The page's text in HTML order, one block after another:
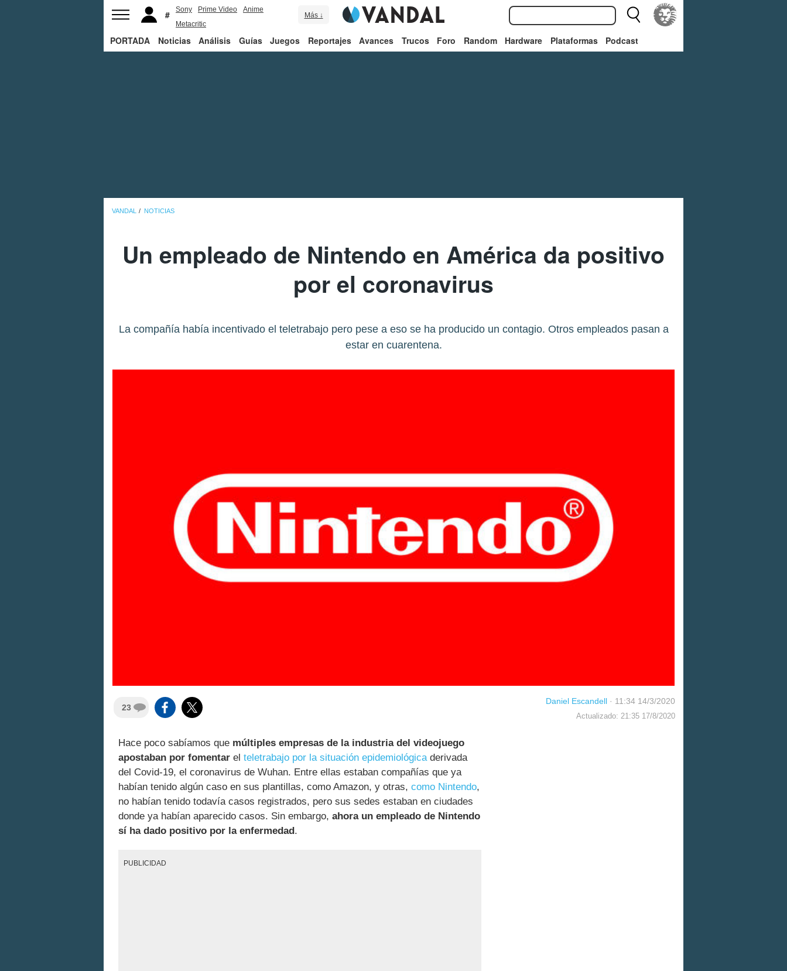
Sony Prime Video
Anime
Metacritic
Más ↓
PORTADA Noticias Análisis Guías Juegos Reportajes Avances Trucos Foro Random Hardware Plataformas Podcast
VANDAL NOTICIAS
Un empleado de Nintendo en América da positivo
por el coronavirus
La compañía había incentivado el teletrabajo pero pese a eso se ha producido un contagio. Otros empleados pasan a
estar en cuarentena.
23
Daniel Escandell · 11:34 14/3/2020
Actualizado: 21:35 17/8/2020
Hace poco sabíamos que múltiples empresas de la industria del videojuego
apostaban por fomentar el teletrabajo por la situación epidemiológicaderivada
del Covid-19, el coronavirus de Wuhan. Entre ellas estaban compañías que ya
habían tenido algún caso en sus plantillas, como Amazon, y otras, como Nintendo,
no habían tenido todavía casos registrados, pero sus sedes estaban en ciudades
donde ya habían aparecido casos. Sin embargo, ahora un empleado de Nintendo
sí ha dado positivo por la enfermedad .
PUBLICIDAD